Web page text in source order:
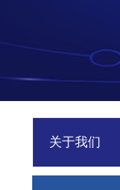
关于我们